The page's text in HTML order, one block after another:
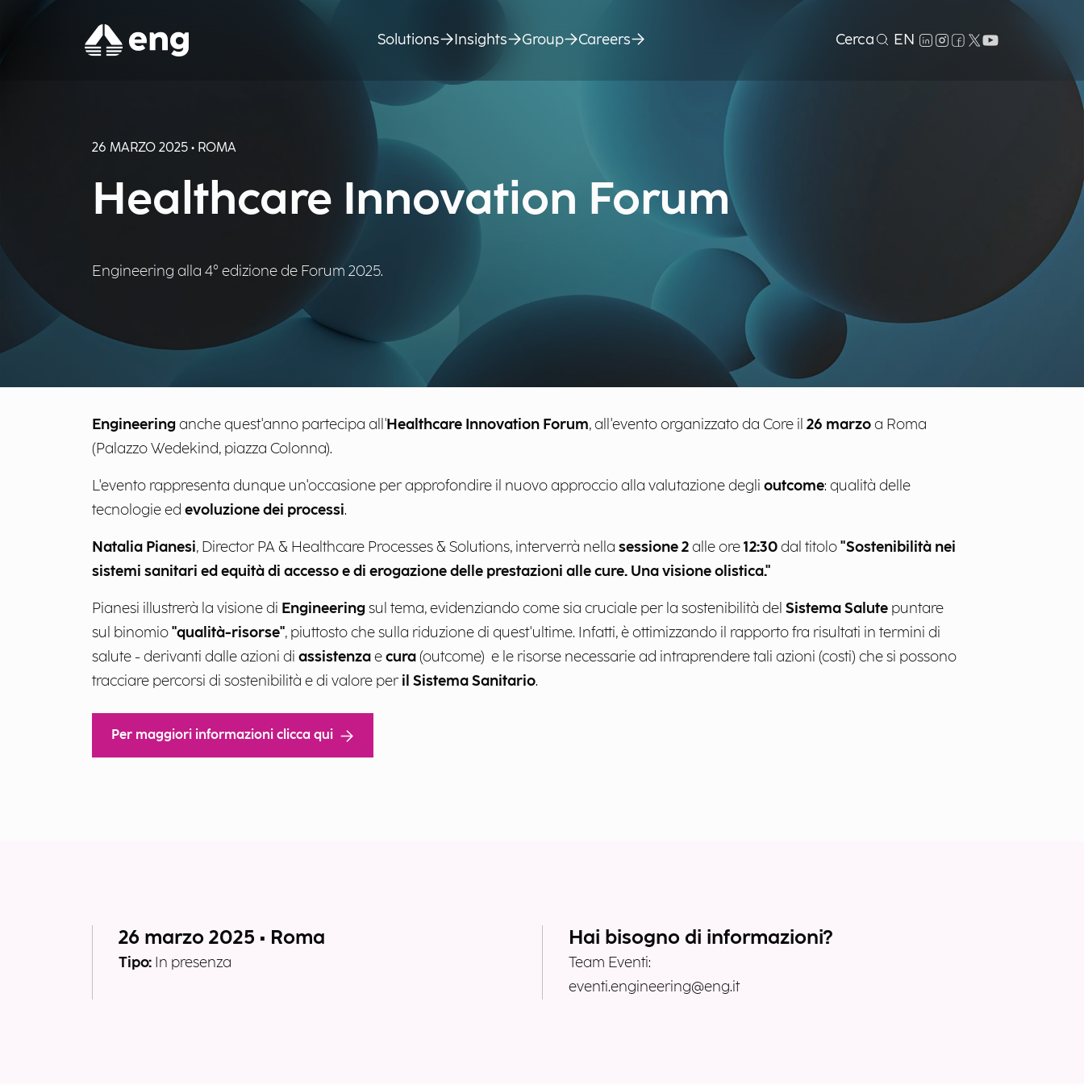
26 MARZO 2025 • ROMA
Healthcare Innovation Forum
Engineering alla 4° edizione de Forum 2025.
Engineeringanche quest'anno partecipa all'Healthcare Innovation Forum, all'evento organizzato da Core il 26 marzoa Roma
(Palazzo Wedekind, piazza Colonna).
L'evento rappresenta dunque un'occasione per approfondire il nuovo approccio alla valutazione degli outcome: qualità delle
tecnologie ed evoluzione dei processi.
Natalia Pianesi, Director PA & Healthcare Processes & Solutions, interverrà nella sessione 2alle ore12:30dal titolo"Sostenibilità nei
sistemi sanitari ed equità di accesso e di erogazione delle prestazioni alle cure. Una visione olistica."
Pianesi illustrerà la visione di Engineeringsul tema, evidenziando come sia cruciale per la sostenibilità del Sistema Salute puntare
sul binomio"qualità-risorse", piuttosto che sulla riduzione di quest'ultime. Infatti, è ottimizzando il rapporto fra risultati in termini di
salute - derivanti dalle azioni di assistenzaecura(outcome) e le risorse necessarie ad intraprendere tali azioni (costi) che si possono
tracciare percorsi di sostenibilità e di valore per il Sistema Sanitario.
Per maggiori informazioni clicca qui
26 marzo 2025 • Roma
Tipo: In presenza
Hai bisogno di informazioni?
Team Eventi:
eventi.engineering@eng.it
Solutions Insights Group Careers Cerca EN